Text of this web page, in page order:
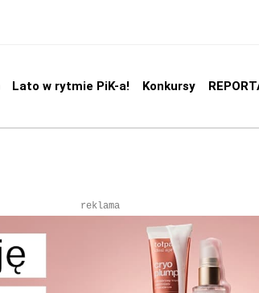
Lato w rytmie PiK-a! Konkursy
reklama